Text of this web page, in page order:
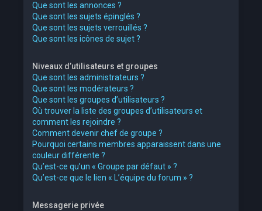
Que sont les annonces ?
Que sont les sujets épinglés ?
Que sont les sujets verrouillés ?
Que sont les icônes de sujet ?
Niveaux d’utilisateurs et groupes
Que sont les administrateurs ?
Que sont les modérateurs ?
Que sont les groupes d’utilisateurs ?
Où trouver la liste des groupes d’utilisateurs et
comment les rejoindre ?
Comment devenir chef de groupe ?
Pourquoi certains membres apparaissent dans une
couleur différente ?
Qu’est-ce qu’un « Groupe par défaut » ?
Qu’est-ce que le lien « L’équipe du forum » ?
Messagerie privée